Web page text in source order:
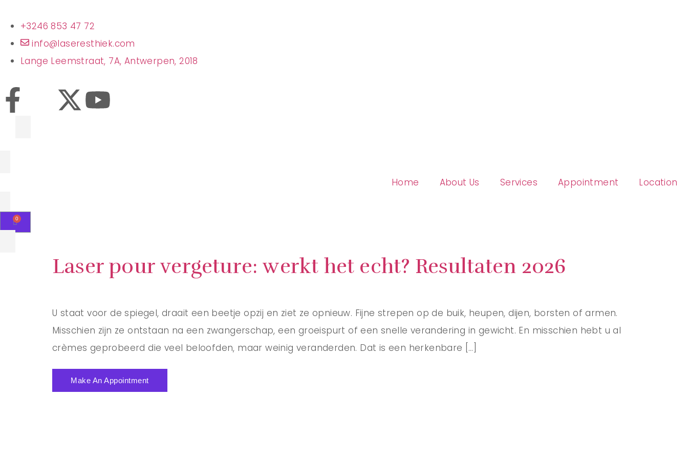
+3246 853 47 72
info@laseresthiek.com
Lange Leemstraat, 7A, Antwerpen, 2018
Home About Us Services Appointment Location
Laser pour vergeture: werkt het echt? Resultaten 2026
U staat voor de spiegel, draait een beetje opzij en ziet ze opnieuw. Fijne strepen op de buik, heupen, dijen, borsten of armen.
Misschien zijn ze ontstaan na een zwangerschap, een groeispurt of een snelle verandering in gewicht. En misschien hebt u al
crèmes geprobeerd die veel beloofden, maar weinig veranderden. Dat is een herkenbare […]
Make An Appointment